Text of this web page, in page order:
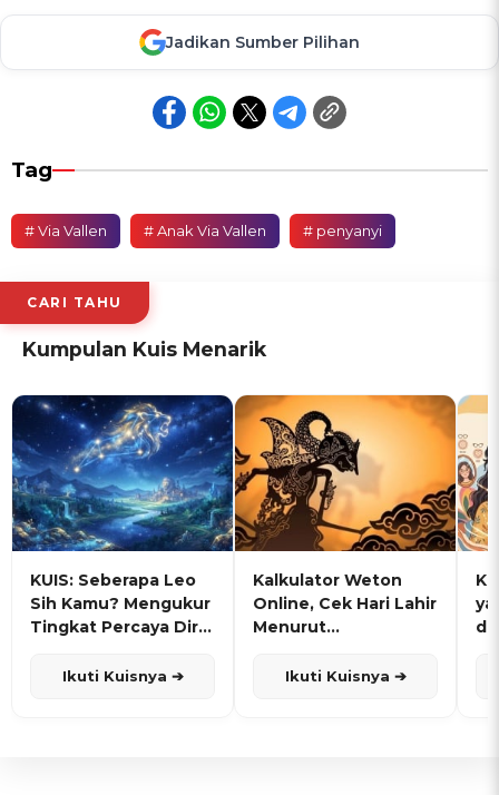
Jadikan Sumber Pilihan
Tag
# Via Vallen # Anak Via Vallen # penyanyi
CARI TAHU
Kumpulan Kuis Menarik
KUIS: Seberapa Leo
Sih Kamu? Mengukur
Tingkat Percaya Diri
Ikuti Kuisnya ➔
Kalkulator Weton
Online, Cek Hari Lahir
Menurut
Ikuti Kuisnya ➔